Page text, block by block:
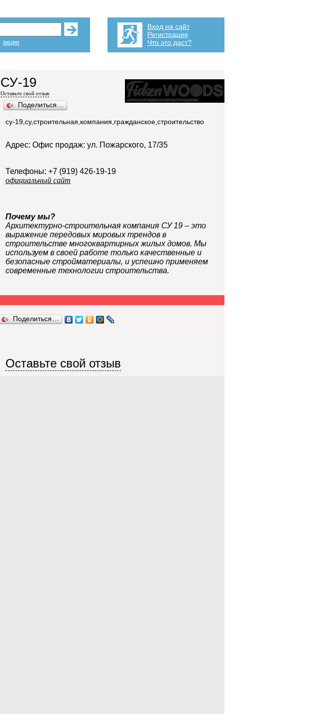
акции
Вход на сайт
Регистрация
Что это даст?
СУ-19
Оставьте свой отзыв
Поделиться…
су-19,су,строительная,компания,гражданское,строительство
Адрес: Офис продаж: ул. Пожарского, 17/35
Телефоны: +7 (919) 426-19-19
официальный сайт
Почему мы?
Архитектурно-строительная компания СУ 19 – это
выражение передовых мировых трендов в
строительстве многоквартирных жилых домов. Мы
используем в своей работе только качественные и
безопасные стройматериалы, и успешно применяем
современные технологии строительства.
Поделиться…
Оставьте свой отзыв